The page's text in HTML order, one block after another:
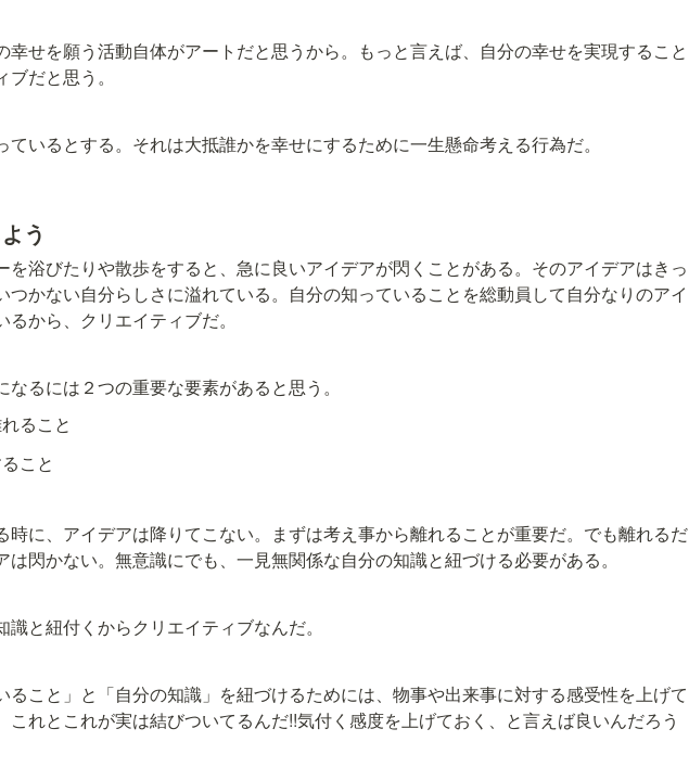
幸せを願う活動自体がアートだと思うから。もっと言えば、自分の幸せを実現すること
だと思う。
ているとする。それは大抵誰かを幸せにするために一生懸命考える行為だ。
う
を浴びたりや散歩をすると、急に良いアイデアが閃くことがある。そのアイデアはきっ
つかない自分らしさに溢れている。自分の知っていることを総動員して自分なりのアイ
から、クリエイティブだ。
なるには２つの重要な要素があると思う。
ること
こと
時に、アイデアは降りてこない。まずは考え事から離れることが重要だ。でも離れるだ
は閃かない。無意識にでも、一見無関係な自分の知識と紐づける必要がある。
と紐付くからクリエイティブなんだ。
ること」と「自分の知識」を紐づけるためには、物事や出来事に対する感受性を上げて
これとこれが実は結びついてるんだ!!気付く感度を上げておく、と言えば良いんだろう